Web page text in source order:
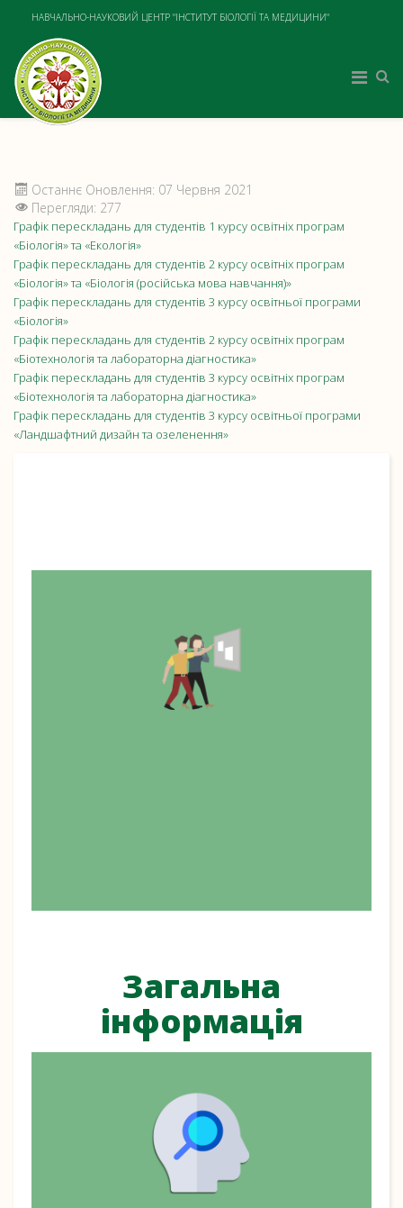
НАВЧАЛЬНО-НАУКОВИЙ ЦЕНТР "ІНСТИТУТ БІОЛОГІЇ ТА МЕДИЦИНИ"
Останнє Оновлення: 07 Червня 2021
Перегляди: 277
Графік перескладань для студентів 1 курсу освітніх програм
«Біологія» та «Екологія»
Графік перескладань для студентів 2 курсу освітніх програм
«Біологія» та «Біологія (російська мова навчання)»
Графік перескладань для студентів 3 курсу освітньої програми
«Біологія»
Графік перескладань для студентів 2 курсу освітніх програм
«Біотехнологія та лабораторна діагностика»
Графік перескладань для студентів 3 курсу освітніх програм
«Біотехнологія та лабораторна діагностика»
Графік перескладань для студентів 3 курсу освітньої програми
«Ландшафтний дизайн та озеленення»
Загальна
інформація